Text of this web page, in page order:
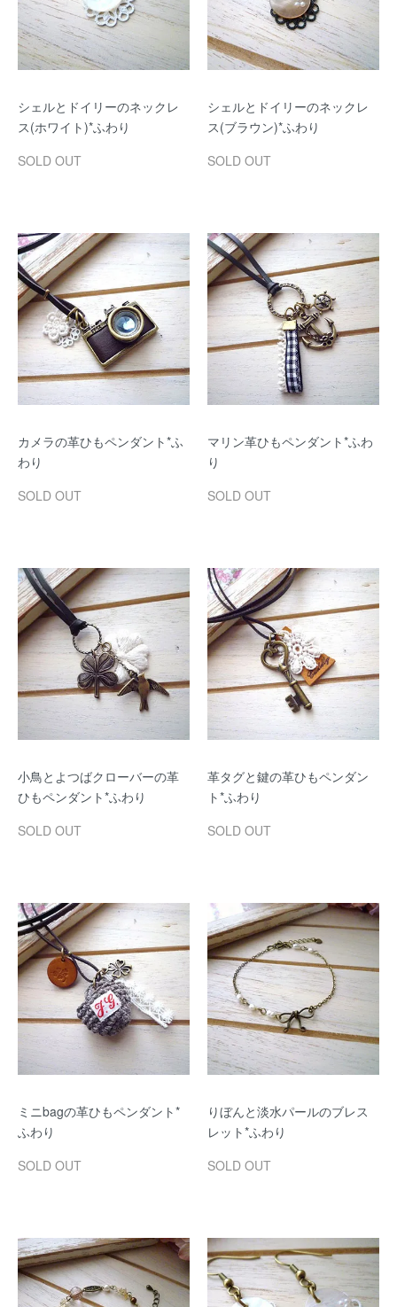
シェルとドイリーのネックレ
ス(ホワイト)*ふわり
SOLD OUT
シェルとドイリーのネックレ
ス(ブラウン)*ふわり
SOLD OUT
カメラの革ひもペンダント*ふ
わり
SOLD OUT
マリン革ひもペンダント*ふわ
り
SOLD OUT
小鳥とよつばクローバーの革
ひもペンダント*ふわり
SOLD OUT
革タグと鍵の革ひもペンダン
ト*ふわり
SOLD OUT
ミニbagの革ひもペンダント*
ふわり
SOLD OUT
りぼんと淡水パールのブレス
レット*ふわり
SOLD OUT